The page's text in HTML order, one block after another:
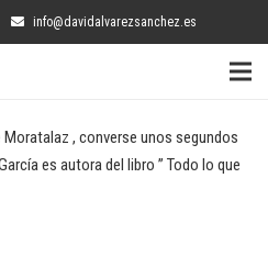
info@davidalvarezsanchez.es
Moratalaz , converse unos segundos
es autora del libro ” Todo lo que